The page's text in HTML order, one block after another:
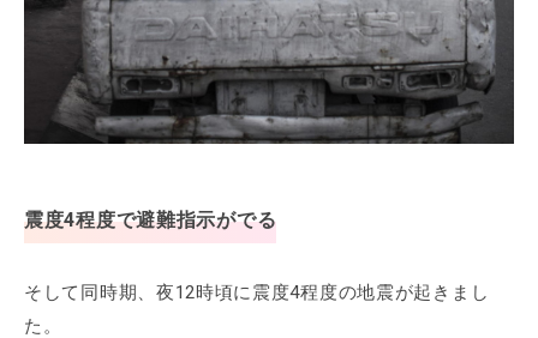
震度4程度で避難指示がでる
そして同時期、夜12時頃に震度4程度の地震が起きまし
た。